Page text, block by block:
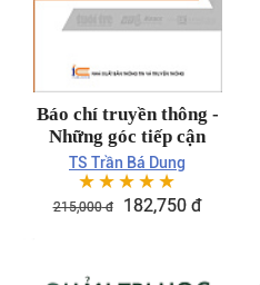
Báo chí truyền thông -
Những góc tiếp cận
TS Trần Bá Dung
☆☆☆☆☆
215,000đ 182,750đ